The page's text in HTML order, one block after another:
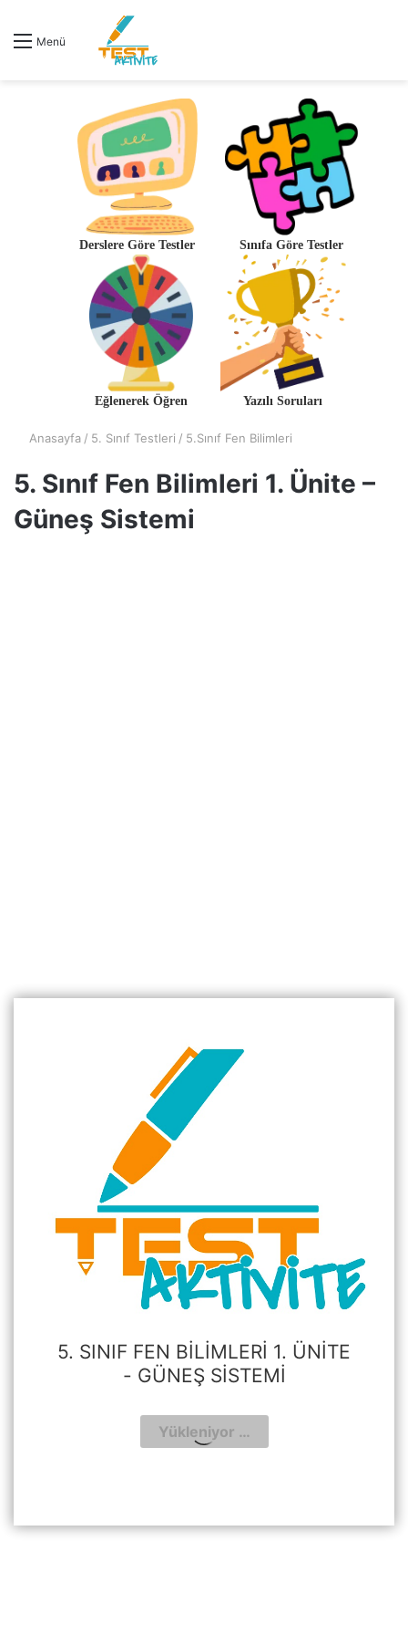
Menü
Derslere Göre Testler Sınıfa Göre Testler
Eğlenerek Öğren Yazılı Soruları
Anasayfa / 5. Sınıf Testleri / 5.Sınıf Fen Bilimleri
5. Sınıf Fen Bilimleri 1. Ünite –
Güneş Sistemi
5. SINIF FEN BILIMLERI 1. ÜNITE
- GÜNEŞ SISTEMI